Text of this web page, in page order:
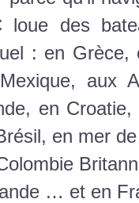
loue des
: en Grèce,
aux
en
en mer
… et en